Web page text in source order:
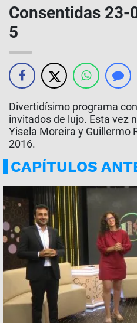
Consentidas
5
Divertidísimo programa
invitados de lujo. Esta vez
Yisela Moreira y Guillermo
2016.
CAPÍTULOS